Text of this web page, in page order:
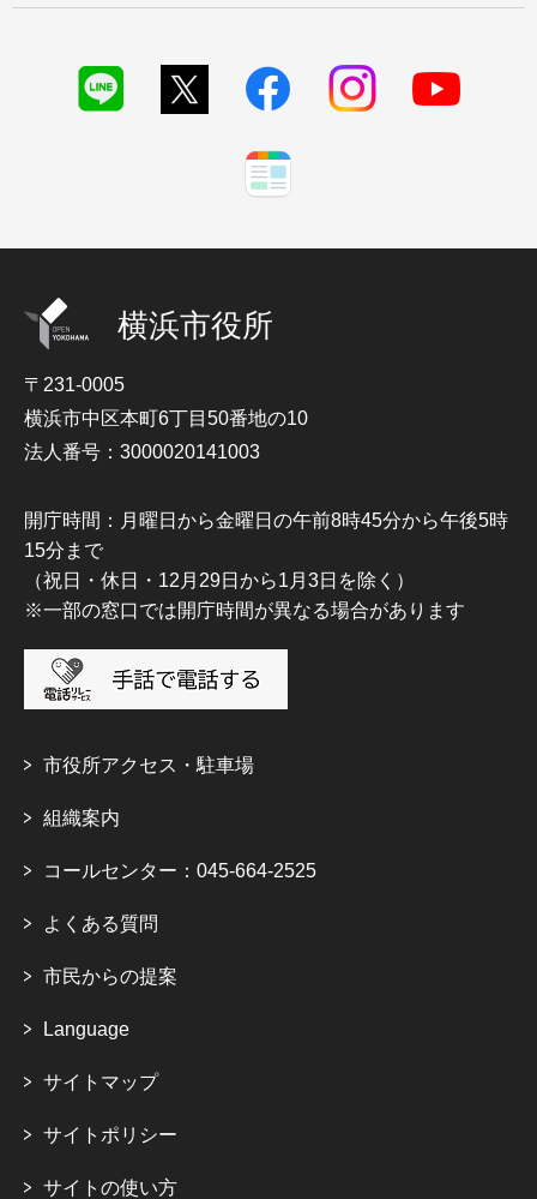
横浜市役所
〒231-0005
横浜市中区本町6丁目50番地の10
法人番号：3000020141003
開庁時間：月曜日から金曜日の午前8時45分から午後5時
15分まで
（祝日・休日・12月29日から1月3日を除く）
※一部の窓口では開庁時間が異なる場合があります
市役所アクセス・駐車場
組織案内
コールセンター：045-664-2525
よくある質問
市民からの提案
Language
サイトマップ
サイトポリシー
サイトの使い方